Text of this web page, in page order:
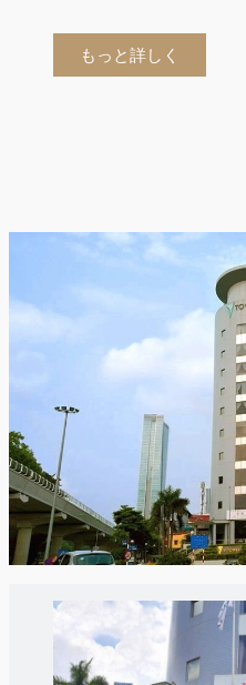
もっと詳しく